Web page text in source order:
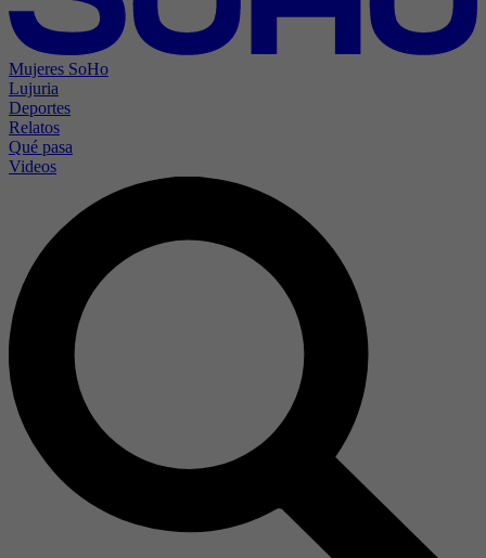
Mujeres SoHo
Lujuria
Deportes
Relatos
Qué pasa
Videos